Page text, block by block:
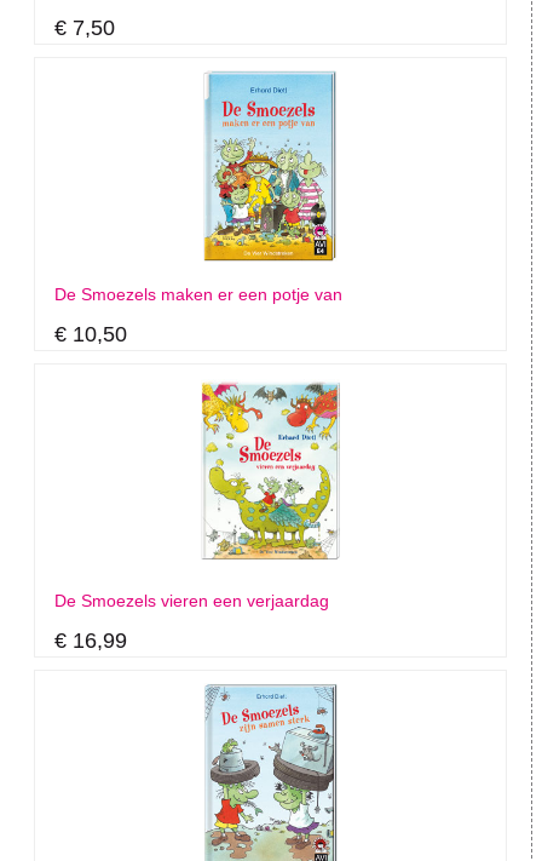
€ 7,50
De Smoezels maken er een potje van
€ 10,50
De Smoezels vieren een verjaardag
€ 16,99